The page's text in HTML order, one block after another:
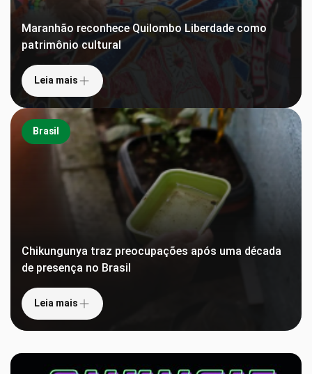
Maranhão reconhece Quilombo Liberdade como
patrimônio cultural
Leia mais
Brasil
Chikungunya traz preocupações após uma década
de presença no Brasil
Leia mais